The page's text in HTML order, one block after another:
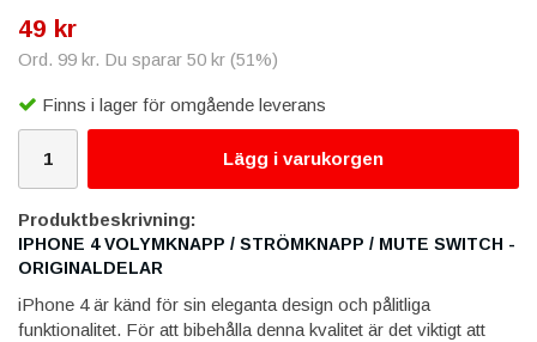
49 kr
Ord. 99 kr. Du sparar 50 kr (51%)
Finns i lager för omgående leverans
Lägg i varukorgen
Produktbeskrivning:
IPHONE 4 VOLYMKNAPP / STRÖMKNAPP / MUTE SWITCH -
ORIGINALDELAR
iPhone 4 är känd för sin eleganta design och pålitliga
funktionalitet. För att bibehålla denna kvalitet är det viktigt att